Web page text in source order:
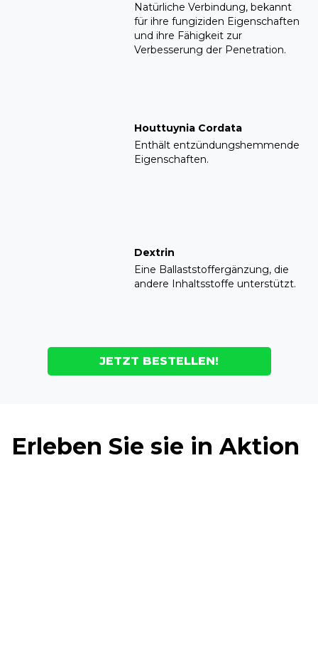
Natürliche Verbindung, bekannt
für ihre fungiziden Eigenschaften
und ihre Fähigkeit zur
Verbesserung der Penetration.
Houttuynia Cordata
Enthält entzündungshemmende
Eigenschaften.
Dextrin
Eine Ballaststoffergänzung, die
andere Inhaltsstoffe unterstützt.
JETZT BESTELLEN!
Erleben Sie sie in Aktion